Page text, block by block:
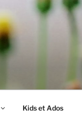
Kids et Ados